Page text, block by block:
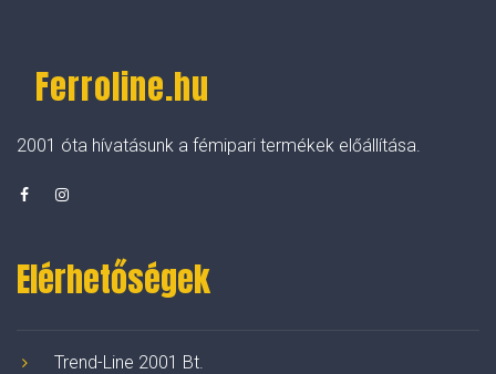
Ferroline.hu
2001 óta hívatásunk a fémipari termékek előállítása.
Elérhetőségek
Trend-Line 2001 Bt.